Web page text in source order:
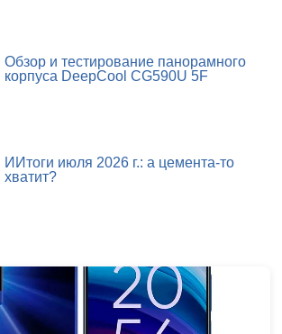
Обзор и тестирование панорамного
корпуса DeepCool CG590U 5F
ИИтоги июля 2026 г.: а цемента-то
хватит?